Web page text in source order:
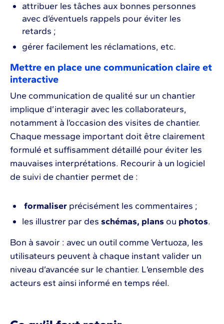
attribuer les tâches aux bonnes personnes
avec d’éventuels rappels pour éviter les
retards ;
gérer facilement les réclamations, etc.
Mettre en place une communication claire et
interactive
Une communication de qualité sur un chantier
implique d’interagir avec les collaborateurs,
notamment à l’occasion des visites de chantier.
Chaque message important doit être clairement
formulé et suffisamment détaillé pour éviter les
mauvaises interprétations. Recourir à un logiciel
de suivi de chantier permet de :
formaliser précisément les commentaires ;
les illustrer par des schémas, plans ou photos.
Bon à savoir : avec un outil comme Vertuoza, les
utilisateurs peuvent à chaque instant valider un
niveau d’avancée sur le chantier. L’ensemble des
acteurs est ainsi informé en temps réel.